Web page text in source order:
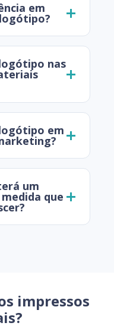
em
nas
em
um
que
impressos